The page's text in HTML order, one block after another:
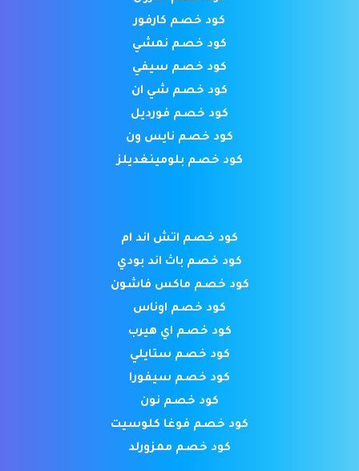
كود خصم كارفور
كود خصم نمشي
كود خصم سيفي
كود خصم شي ان
كود خصم فورديل
كود خصم نايس ون
كود خصم بلومينغديلز
كود خصم اتش اند ام
كود خصم باث اند بودي
كود خصم ماكس فاشون
كود خصم اوناس
كود خصم اي هيرب
كود خصم ستايلي
كود خصم سيفورا
كود خصم نون
كود خصم فوغا كلوسيت
كود خصم ممزورلد